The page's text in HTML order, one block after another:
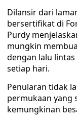
Dilansir dari
bersertifikat di
Purdy
mungkin
dengan lalu
setiap hari.
Penularan tidak
permukaan yang
kemungkinan